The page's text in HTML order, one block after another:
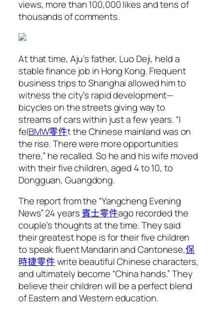
views, more than 100,000 likes and tens of
thousands of comments.
At that time, Aju’s father, Luo Deji, held a
stable finance job in Hong Kong. Frequent
business trips to Shanghai allowed him to
witness the city’s rapid development—
bicycles on the streets giving way to
streams of cars within just a few years. “I
felBMW零件t the Chinese mainland was on
the rise. There were more opportunities
there,” he recalled. So he and his wife moved
with their five children, aged 4 to 10, to
Dongguan, Guangdong.
The report from the “Yangcheng Evening
News” 24 years賓士零件ago recorded the
couple’s thoughts at the time. They said
their greatest hope is for their five children
to speak fluent Mandarin and Cantonese,保
時捷零件write beautiful Chinese characters,
and ultimately become “China hands.” They
believe their children will be a perfect blend
of Eastern and Western education.